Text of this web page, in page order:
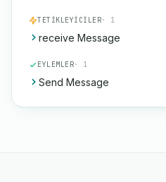
TETIKLEYICILER· 1
receive Message
EYLEMLER· 1
Send Message